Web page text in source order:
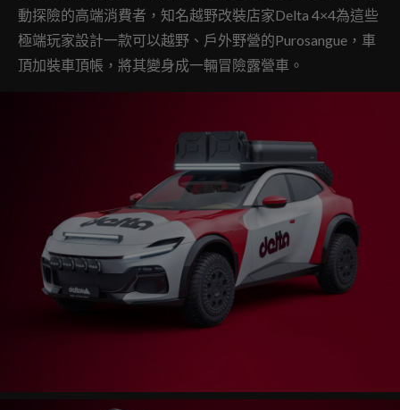
動探險的高端消費者，知名越野改裝店家Delta 4×4為這些
極端玩家設計一款可以越野、戶外野營的Purosangue，車
頂加裝車頂帳，將其變身成一輛冒險露營車。